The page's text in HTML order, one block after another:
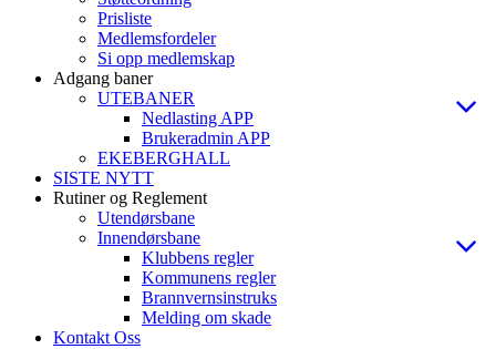
Prisliste
Medlemsfordeler
Si opp medlemskap
Adgang baner
UTEBANER
Nedlasting APP
Brukeradmin APP
EKEBERGHALL
SISTE NYTT
Rutiner og Reglement
Utendørsbane
Innendørsbane
Klubbens regler
Kommunens regler
Brannvernsinstruks
Melding om skade
Kontakt Oss